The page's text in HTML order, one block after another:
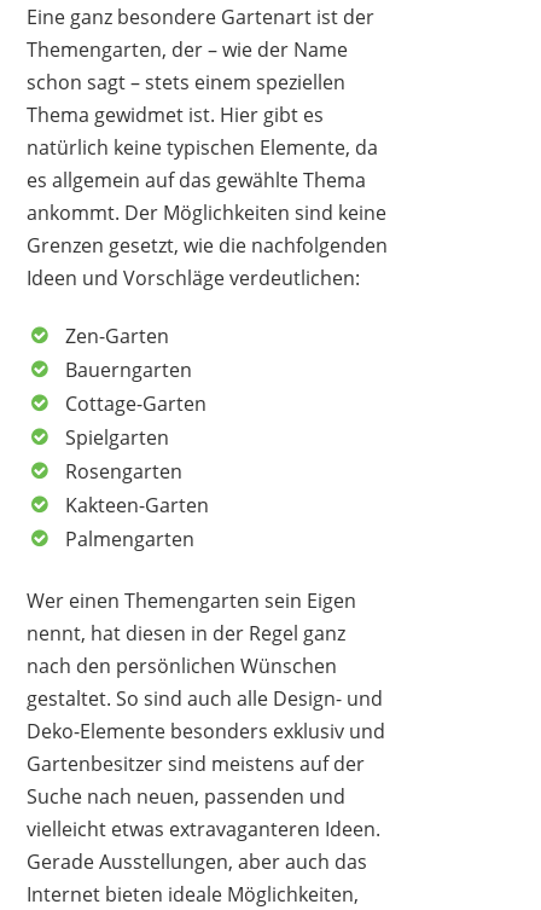
Eine ganz besondere Gartenart ist der
Themengarten, der – wie der Name
schon sagt – stets einem speziellen
Thema gewidmet ist. Hier gibt es
natürlich keine typischen Elemente, da
es allgemein auf das gewählte Thema
ankommt. Der Möglichkeiten sind keine
Grenzen gesetzt, wie die nachfolgenden
Ideen und Vorschläge verdeutlichen:
Zen-Garten
Bauerngarten
Cottage-Garten
Spielgarten
Rosengarten
Kakteen-Garten
Palmengarten
Wer einen Themengarten sein Eigen
nennt, hat diesen in der Regel ganz
nach den persönlichen Wünschen
gestaltet. So sind auch alle Design- und
Deko-Elemente besonders exklusiv und
Gartenbesitzer sind meistens auf der
Suche nach neuen, passenden und
vielleicht etwas extravaganteren Ideen.
Gerade Ausstellungen, aber auch das
Internet bieten ideale Möglichkeiten,